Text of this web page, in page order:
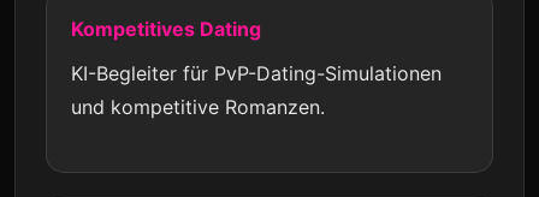
Kompetitives Dating
KI-Begleiter für PvP-Dating-Simulationen
und kompetitive Romanzen.